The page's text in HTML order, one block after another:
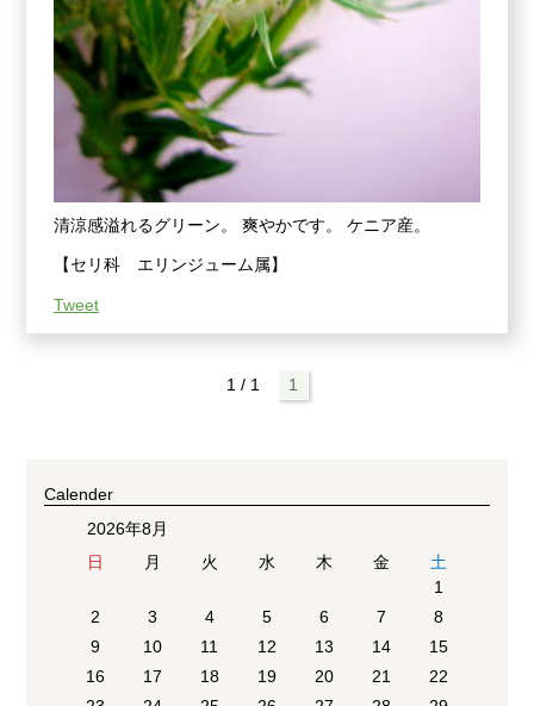
清涼感溢れるグリーン。 爽やかです。 ケニア産。
【セリ科 エリンジューム属】
Tweet
1 / 1 1
Calender
2026年8月
日
月 火 水 木 金
土
1
2
3 4 5 6 7
8
9
10 11 12 13 14
15
16
17 18 19 20 21
22